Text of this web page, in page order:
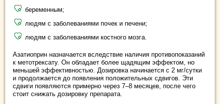
беременным;
людям с заболеваниями почек и печени;
людям с заболеваниями костного мозга.
Азатиоприн назначается вследствие наличия противопоказаний
к метотрексату. Он обладает более щадящим эффектом, но
меньшей эффективностью. Дозировка начинается с 2 мг/сутки
и продолжается до появления положительных сдвигов. Эти
сдвиги появляются примерно через 7–8 месяцев, после чего
стоит снижать дозировку препарата.